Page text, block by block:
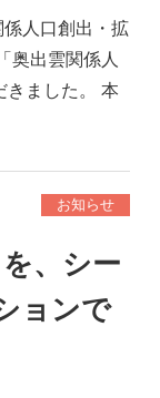
人口創出・拡
奥出雲関係人
きました。 本
お知らせ
、シー
ョンで